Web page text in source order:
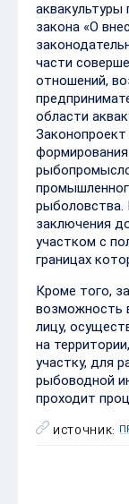
аквакультуры
закона «О
части
отношений,
области
рыболовства.
заключения
участком с
границах
Кроме того,
возможность
лицу,
на
участку, для
рыбоводной
проходит
ИСТОЧНИК: